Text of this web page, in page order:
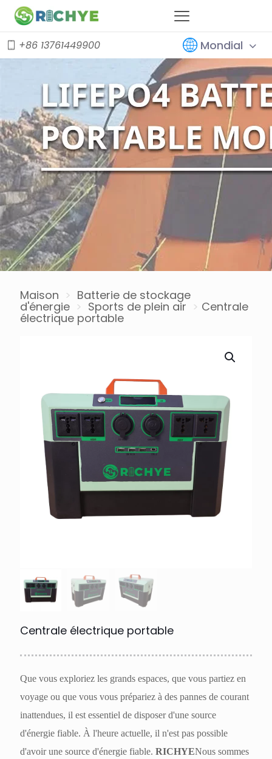
+86 13761449900 Mondial
Maison > Batterie de stockage
d'énergie > Sports de plein air > Centrale
électrique portable
Centrale électrique portable
Que vous exploriez les grands espaces, que vous partiez en
voyage ou que vous vous prépariez à des pannes de courant
inattendues, il est essentiel de disposer d'une source
d'énergie fiable. À l'heure actuelle, il n'est pas possible
d'avoir une source d'énergie fiable. RICHYENous sommes